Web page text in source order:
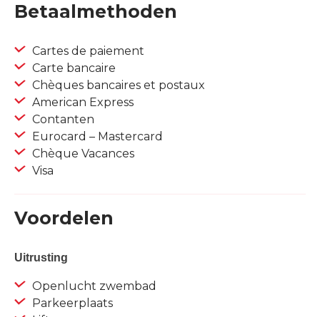
Betaalmethoden
Cartes de paiement
Carte bancaire
Chèques bancaires et postaux
American Express
Contanten
Eurocard – Mastercard
Chèque Vacances
Visa
Voordelen
Uitrusting
Openlucht zwembad
Parkeerplaats